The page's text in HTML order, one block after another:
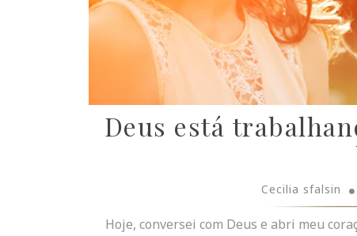
Deus está
Cecilia sfalsin
Hoje, conversei com Deus e abri meu